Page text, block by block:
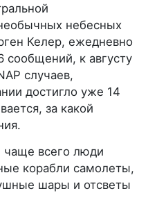
небесных
Келер, ежедневно
сообщений, к августу
случаев,
достигло уже 14
за какой
чаще всего люди
корабли самолеты,
шары и отсветы